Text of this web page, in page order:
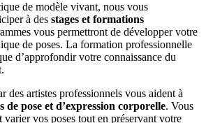
de modèle vivant, nous vous
à des stages et formations
vous permettront de développer votre
de poses. La formation professionnelle
d’approfondir votre connaissance du
des artistes professionnels vous aident à
de pose et d’expression corporelle. Vous
vos poses tout en préservant votre